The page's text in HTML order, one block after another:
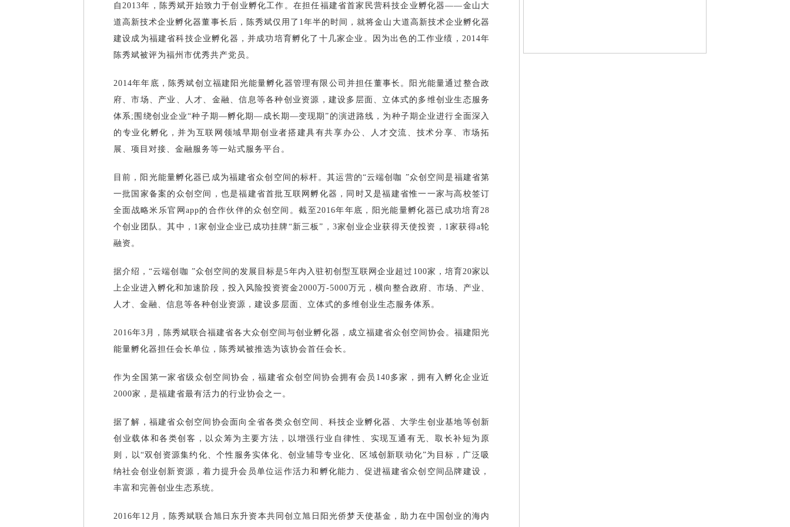
自2013年，陈秀斌开始致力于创业孵化工作。在担任福建省首家民营科技企业孵化器——金山大
道高新技术企业孵化器董事长后，陈秀斌仅用了1年半的时间，就将金山大道高新技术企业孵化器
建设成为福建省科技企业孵化器，并成功培育孵化了十几家企业。因为出色的工作业绩，2014年
陈秀斌被评为福州市优秀共产党员。
2014年年底，陈秀斌创立福建阳光能量孵化器管理有限公司并担任董事长。阳光能量通过整合政
府、市场、产业、人才、金融、信息等各种创业资源，建设多层面、立体式的多维创业生态服务
体系;围绕创业企业“种子期—孵化期—成长期—变现期”的演进路线，为种子期企业进行全面深入
的专业化孵化，并为互联网领域早期创业者搭建具有共享办公、人才交流、技术分享、市场拓
展、项目对接、金融服务等一站式服务平台。
目前，阳光能量孵化器已成为福建省众创空间的标杆。其运营的“云端创咖 ”众创空间是福建省第
一批国家备案的众创空间，也是福建省首批互联网孵化器，同时又是福建省惟一一家与高校签订
全面战略米乐官网app的合作伙伴的众创空间。截至2016年年底，阳光能量孵化器已成功培育28
个创业团队。其中，1家创业企业已成功挂牌“新三板”，3家创业企业获得天使投资，1家获得a轮
融资。
据介绍，“云端创咖 ”众创空间的发展目标是5年内入驻初创型互联网企业超过100家，培育20家以
上企业进入孵化和加速阶段，投入风险投资资金2000万-5000万元，横向整合政府、市场、产业、
人才、金融、信息等各种创业资源，建设多层面、立体式的多维创业生态服务体系。
2016年3月，陈秀斌联合福建省各大众创空间与创业孵化器，成立福建省众创空间协会。福建阳光
能量孵化器担任会长单位，陈秀斌被推选为该协会首任会长。
作为全国第一家省级众创空间协会，福建省众创空间协会拥有会员140多家，拥有入孵化企业近
2000家，是福建省最有活力的行业协会之一。
据了解，福建省众创空间协会面向全省各类众创空间、科技企业孵化器、大学生创业基地等创新
创业载体和各类创客，以众筹为主要方法，以增强行业自律性、实现互通有无、取长补短为原
则，以“双创资源集约化、个性服务实体化、创业辅导专业化、区域创新联动化”为目标，广泛吸
纳社会创业创新资源，着力提升会员单位运作活力和孵化能力、促进福建省众创空间品牌建设，
丰富和完善创业生态系统。
2016年12月，陈秀斌联合旭日东升资本共同创立旭日阳光侨梦天使基金，助力在中国创业的海内